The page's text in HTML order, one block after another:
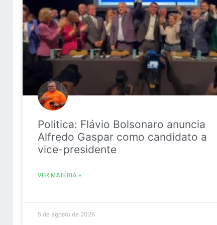
Politica: Flávio Bolsonaro anuncia
Alfredo Gaspar como candidato a
vice-presidente
VER MATÉRIA »
5 de agosto de 2026